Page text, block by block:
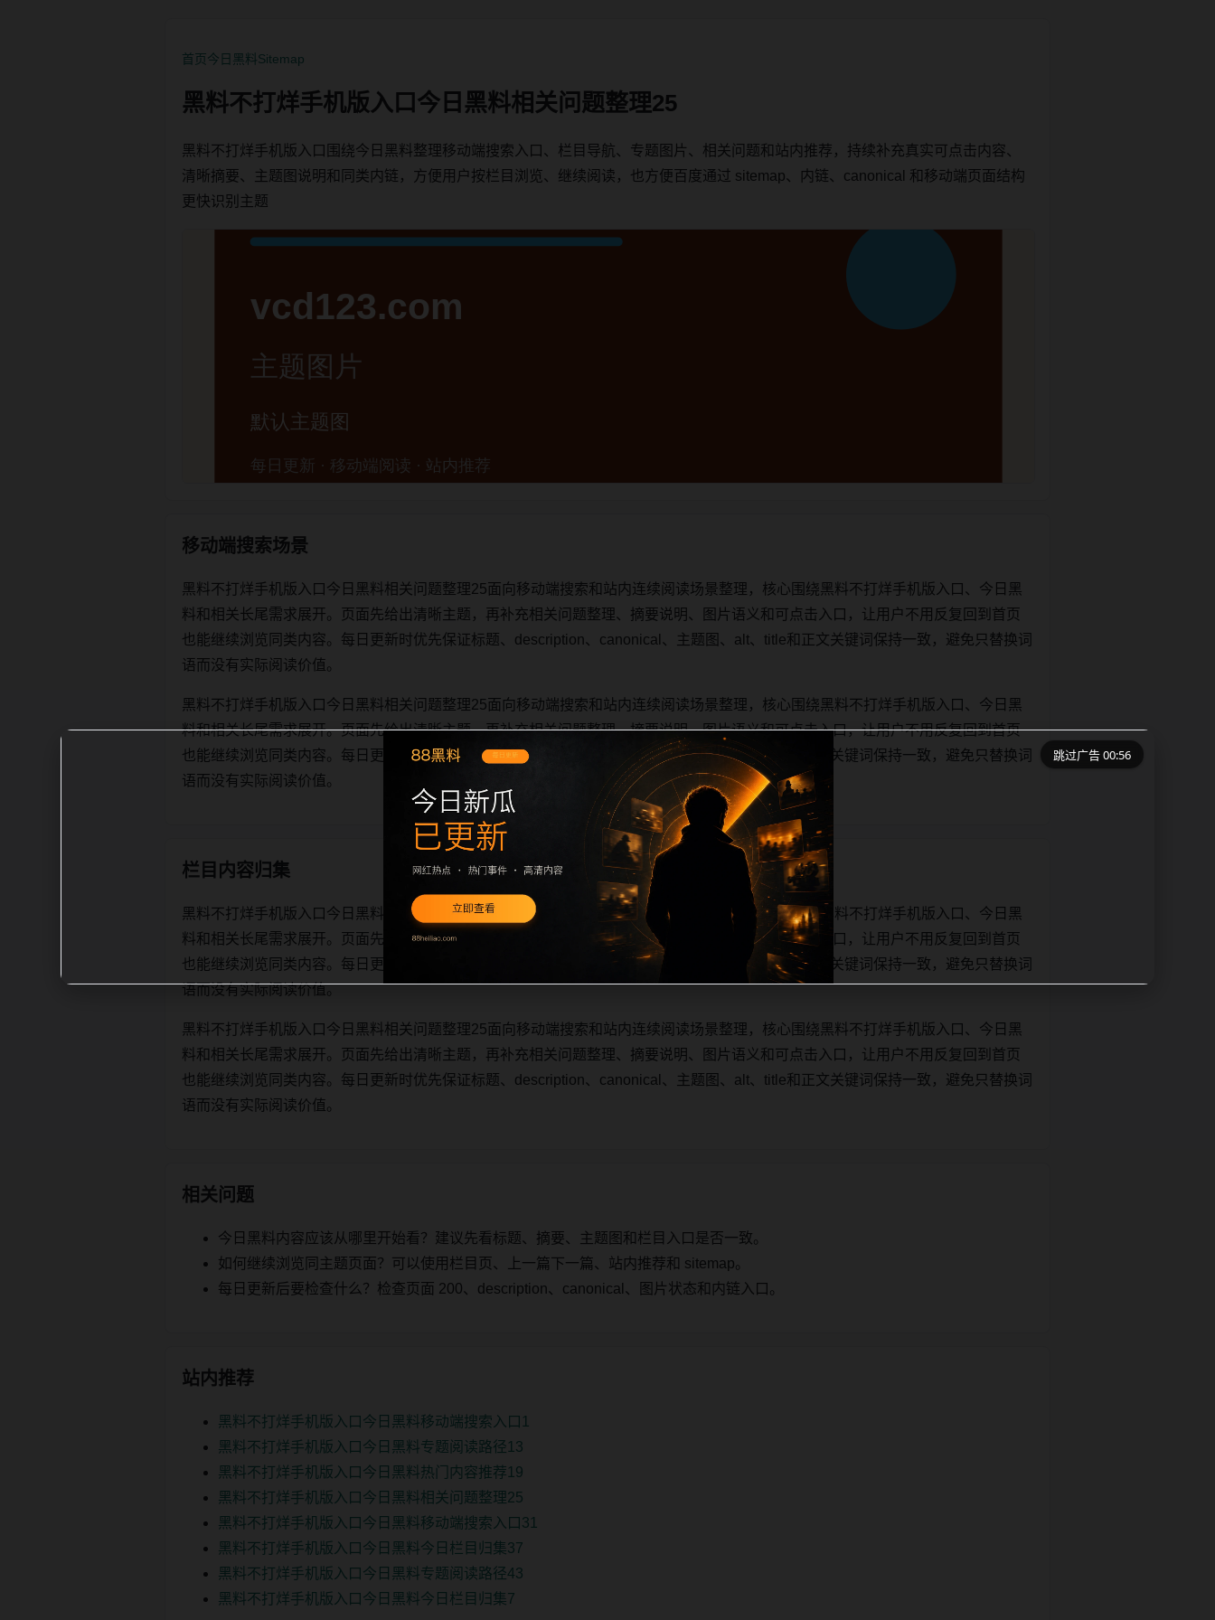
首页今日黑料Sitemap
黑料不打烊手机版入口今日黑料相关问题整理25
黑料不打烊手机版入口围绕今日黑料整理移动端搜索入口、栏目导航、专题图片、相关问题和站内推荐，持续补充真实可点击内容、
清晰摘要、主题图说明和同类内链，方便用户按栏目浏览、继续阅读，也方便百度通过 sitemap、内链、canonical 和移动端页面结构
更快识别主题
移动端搜索场景
黑料不打烊手机版入口今日黑料相关问题整理25面向移动端搜索和站内连续阅读场景整理，核心围绕黑料不打烊手机版入口、今日黑
料和相关长尾需求展开。页面先给出清晰主题，再补充相关问题整理、摘要说明、图片语义和可点击入口，让用户不用反复回到首页
也能继续浏览同类内容。每日更新时优先保证标题、description、canonical、主题图、alt、title和正文关键词保持一致，避免只替换词
语而没有实际阅读价值。
黑料不打烊手机版入口今日黑料相关问题整理25面向移动端搜索和站内连续阅读场景整理，核心围绕黑料不打烊手机版入口、今日黑
料和相关长尾需求展开。页面先给出清晰主题，再补充相关问题整理、摘要说明、图片语义和可点击入口，让用户不用反复回到首页
也能继续浏览同类内容。每日更新时优先保证标题、description、canonical、主题图、alt、title和正文关键词保持一致，避免只替换词
语而没有实际阅读价值。
栏目内容归集
黑料不打烊手机版入口今日黑料相关问题整理25面向移动端搜索和站内连续阅读场景整理，核心围绕黑料不打烊手机版入口、今日黑
料和相关长尾需求展开。页面先给出清晰主题，再补充相关问题整理、摘要说明、图片语义和可点击入口，让用户不用反复回到首页
也能继续浏览同类内容。每日更新时优先保证标题、description、canonical、主题图、alt、title和正文关键词保持一致，避免只替换词
语而没有实际阅读价值。
黑料不打烊手机版入口今日黑料相关问题整理25面向移动端搜索和站内连续阅读场景整理，核心围绕黑料不打烊手机版入口、今日黑
料和相关长尾需求展开。页面先给出清晰主题，再补充相关问题整理、摘要说明、图片语义和可点击入口，让用户不用反复回到首页
也能继续浏览同类内容。每日更新时优先保证标题、description、canonical、主题图、alt、title和正文关键词保持一致，避免只替换词
语而没有实际阅读价值。
相关问题
今日黑料内容应该从哪里开始看？建议先看标题、摘要、主题图和栏目入口是否一致。
如何继续浏览同主题页面？可以使用栏目页、上一篇下一篇、站内推荐和 sitemap。
每日更新后要检查什么？检查页面 200、description、canonical、图片状态和内链入口。
站内推荐
黑料不打烊手机版入口今日黑料移动端搜索入口1
黑料不打烊手机版入口今日黑料专题阅读路径13
黑料不打烊手机版入口今日黑料热门内容推荐19
黑料不打烊手机版入口今日黑料相关问题整理25
黑料不打烊手机版入口今日黑料移动端搜索入口31
黑料不打烊手机版入口今日黑料今日栏目归集37
黑料不打烊手机版入口今日黑料专题阅读路径43
黑料不打烊手机版入口今日黑料今日栏目归集7
跳过广告 00:56